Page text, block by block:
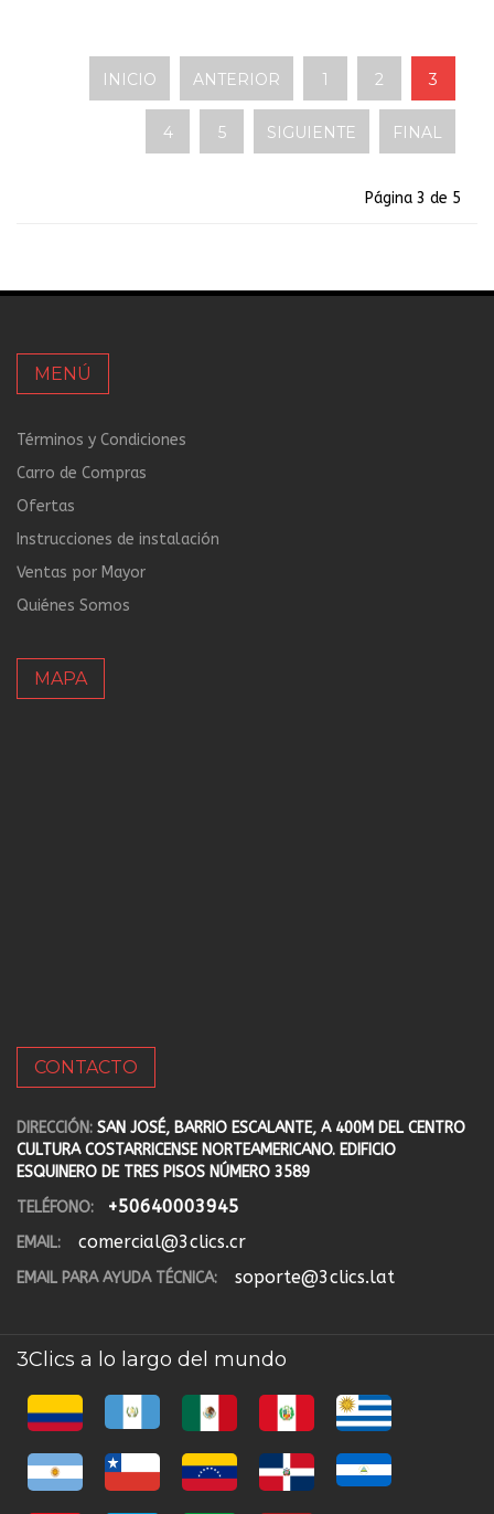
INICIO ANTERIOR 1 2 3
4 5 SIGUIENTE FINAL
Página 3 de 5
MENÚ
Términos y Condiciones
Carro de Compras
Ofertas
Instrucciones de instalación
Ventas por Mayor
Quiénes Somos
MAPA
CONTACTO
DIRECCIÓN: SAN JOSÉ, BARRIO ESCALANTE, A 400M DEL CENTRO
CULTURA COSTARRICENSE NORTEAMERICANO. EDIFICIO
ESQUINERO DE TRES PISOS NÚMERO 3589
TELÉFONO:
+50640003945
EMAIL: comercial@3clics.cr
EMAIL PARA AYUDA TÉCNICA: soporte@3clics.lat
3Clics a lo largo del mundo